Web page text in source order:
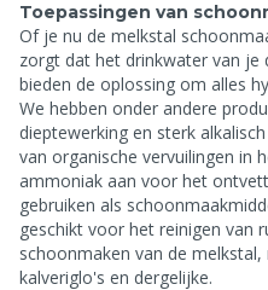
Toepassingen van
Of je nu de melkstal
zorgt dat het drinkwater van je
bieden de oplossing om alles
We hebben onder andere
dieptewerking en sterk
van organische vervuilingen in
ammoniak aan voor het
gebruiken als
geschikt voor het reinigen van
schoonmaken van de
kalveriglo's en dergelijke.